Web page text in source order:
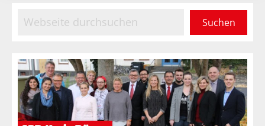
Haupt-
Sidebar
Webseite
durchsuchen